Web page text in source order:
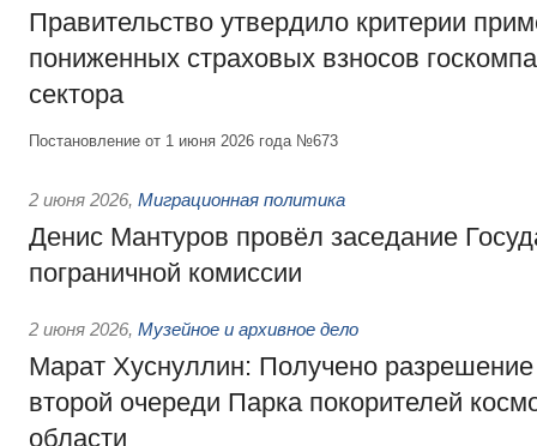
Правительство утвердило критерии
пониженных страховых взносов
сектора
Постановление от 1 июня 2026 года №673
2 июня 2026, Миграционная политика
Денис Мантуров провёл заседание
пограничной комиссии
2 июня 2026, Музейное и архивное дело
Марат Хуснуллин: Получено разрешение
второй очереди Парка покорителей
области